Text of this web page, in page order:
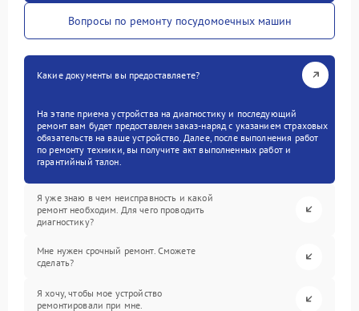
Вопросы по ремонту посудомоечных машин
Какие документы вы предоставляете?
На этапе приема устройства на диагностику и последующий
ремонт вам будет предоставлен заказ-наряд с указанием страховых
обязательств на ваше устройство. Далее, после выполнения работ
по ремонту техники, вы получите акт выполненных работ и
гарантийный талон.
Я уже знаю в чем неисправность и какой
ремонт необходим. Для чего проводить
диагностику?
Мне нужен срочный ремонт. Сможете
сделать?
Я хочу, чтобы мое устройство
ремонтировали при мне.